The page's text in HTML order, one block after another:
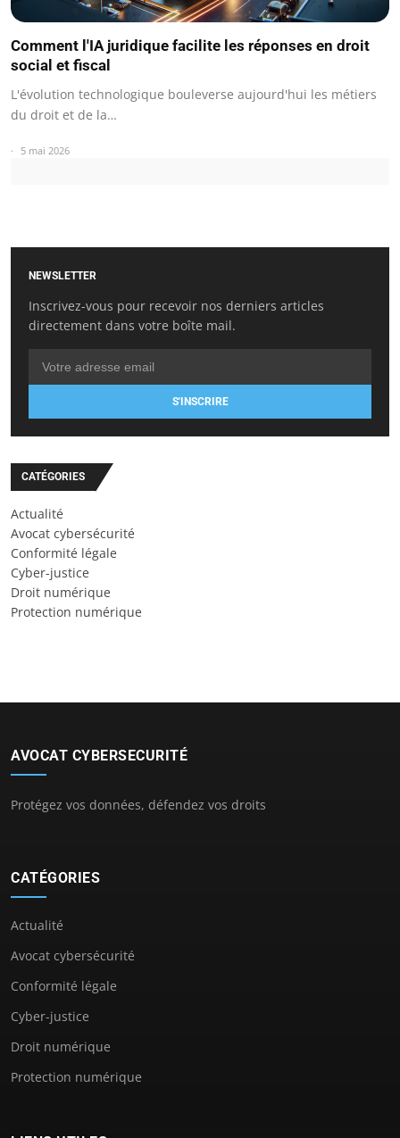
Comment l'IA juridique facilite les réponses en droit
social et fiscal
L'évolution technologique bouleverse aujourd'hui les métiers
du droit et de la…
5 mai 2026
NEWSLETTER
Inscrivez-vous pour recevoir nos derniers articles
directement dans votre boîte mail.
S'INSCRIRE
CATÉGORIES
Actualité
Avocat cybersécurité
Conformité légale
Cyber-justice
Droit numérique
Protection numérique
AVOCAT CYBERSECURITÉ
Protégez vos données, défendez vos droits
CATÉGORIES
Actualité
Avocat cybersécurité
Conformité légale
Cyber-justice
Droit numérique
Protection numérique